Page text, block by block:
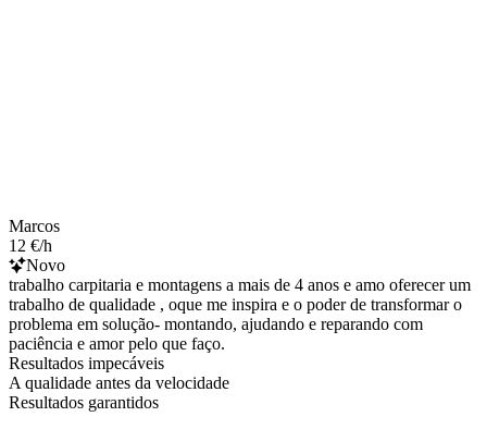
Marcos
12 €/h
Novo
trabalho carpitaria e montagens a mais de 4 anos e amo oferecer um
trabalho de qualidade , oque me inspira e o poder de transformar o
problema em solução- montando, ajudando e reparando com
paciência e amor pelo que faço.
Resultados impecáveis
A qualidade antes da velocidade
Resultados garantidos